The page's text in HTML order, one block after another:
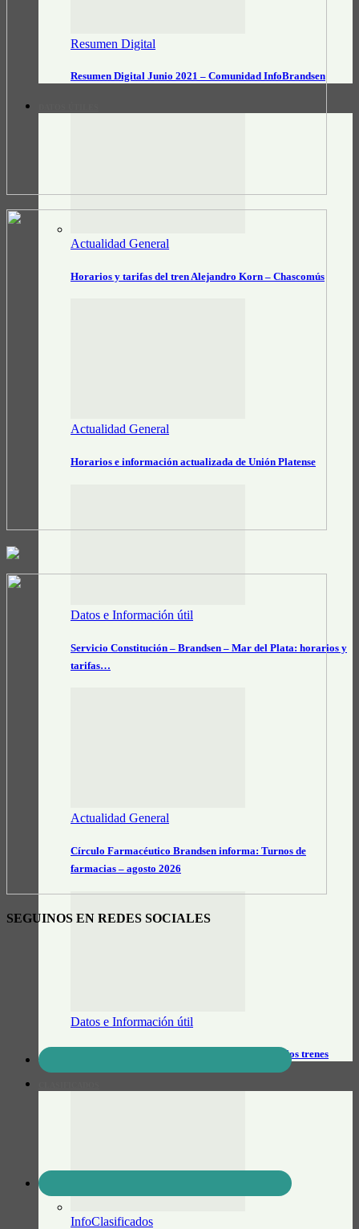
Resumen Digital
Resumen Digital Junio 2021 – Comunidad InfoBrandsen
Actualidad General
Horarios y tarifas del tren Alejandro Korn – Chascomús
Actualidad General
Horarios e información actualizada de Unión Platense
Datos e Información útil
Servicio Constitución – Brandsen – Mar del Plata: horarios y
tarifas…
Actualidad General
Círculo Farmacéutico Brandsen informa: Turnos de
farmacias – agosto 2026
Datos e Información útil
Feriado de jueves y viernes: Cómo funcionarán los trenes
InfoClasificados
SEGUINOS EN REDES SOCIALES